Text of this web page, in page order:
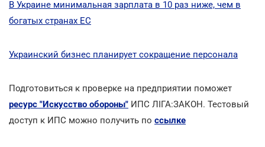
В Украине минимальная зарплата в 10 раз ниже, чем в
богатых странах ЕС
Украинский бизнес планирует сокращение персонала
Подготовиться к проверке на предприятии поможет
ресурс "Искусство обороны" ИПС ЛІГА:ЗАКОН. Тестовый
доступ к ИПС можно получить по ссылке